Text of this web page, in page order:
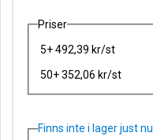
Priser
5+ 492,39 kr/st
50+ 352,06 kr/st
Finns inte i lager just nu